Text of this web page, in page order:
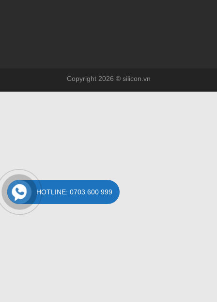
Copyright 2026 © silicon.vn
HOTLINE: 0703 600 999